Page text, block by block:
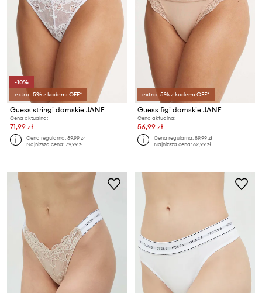
-10%
extra -5% z kodem: OFF*
Guess stringi damskie JANE
Cena aktualna:
71,99 zł
Cena regularna:89,99 zł
Najniższa cena:79,99 zł
extra -5% z kodem: OFF*
Guess figi damskie JANE
Cena aktualna:
56,99 zł
Cena regularna:89,99 zł
Najniższa cena:62,99 zł